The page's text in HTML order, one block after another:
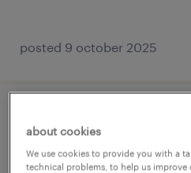
posted 9 october 2025
about cookies
We use cookies to provide you with a
technical problems, to help us improve